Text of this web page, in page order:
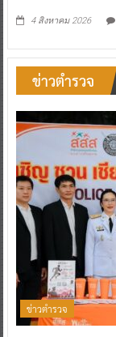
4 สิงหาคม 2026
ข่าวตำรวจ
ข่าวตำรวจ